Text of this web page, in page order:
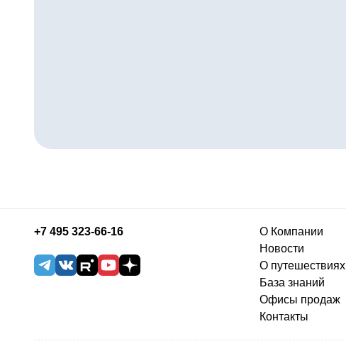
+7 495 323-66-16
О Компании
Новости
О путешествиях
База знаний
Офисы продаж
Контакты